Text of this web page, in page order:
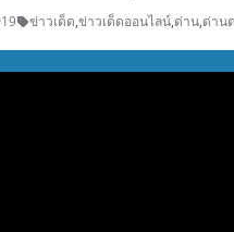
ข่าวเด็ด,ข่าวเด็ดออนไลน์,ด่าน,ด่าน